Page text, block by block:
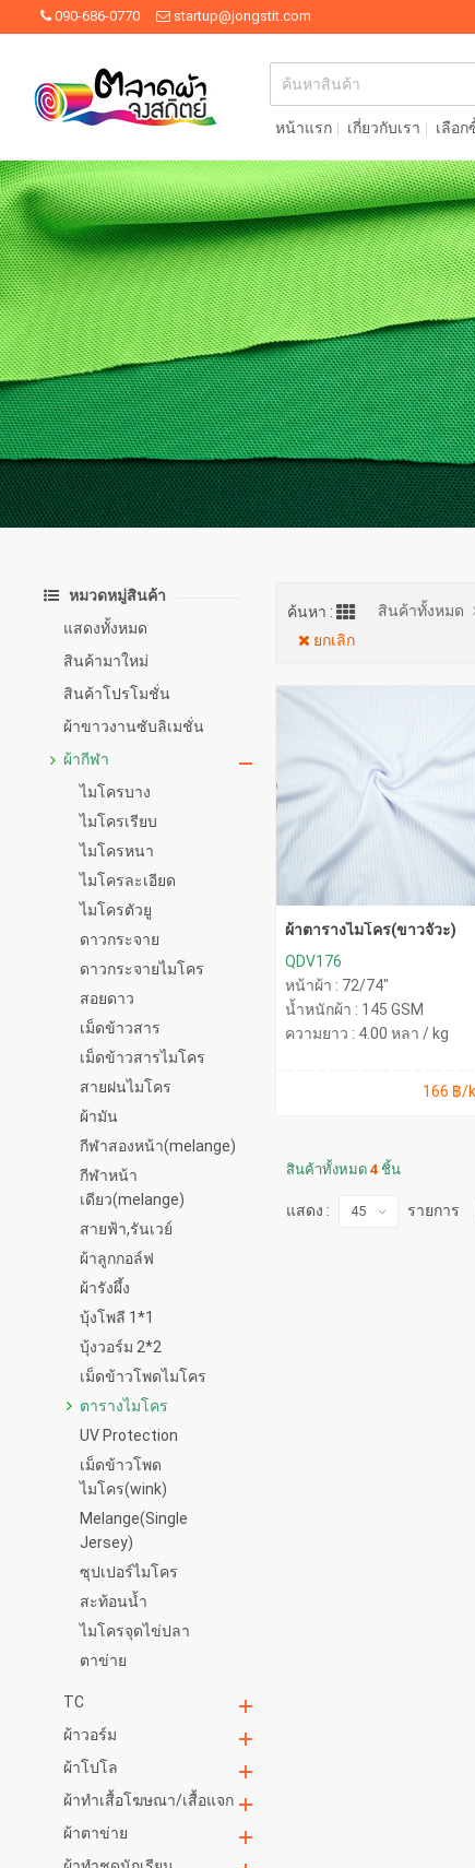
090-686-0770 startup@jongstit.com
หน้าแรก เกี่ยวกับเรา เลือ
หมวดหมู่สินค้า
แสดงทั้งหมด
สินค้ามาใหม่
สินค้าโปรโมชั่น
ผ้าขาวงานซับลิเมชั่น
ผ้ากีฬา
ไมโครบาง
ไมโครเรียบ
ไมโครหนา
ไมโครละเอียด
ไมโครตัวยู
ดาวกระจาย
ดาวกระจายไมโคร
สอยดาว
เม็ดข้าวสาร
เม็ดข้าวสารไมโคร
สายฝนไมโคร
ผ้ามัน
กีฬาสองหน้า(melange)
กีฬาหน้า
เดียว(melange)
สายฟ้า,รันเวย์
ผ้าลูกกอล์ฟ
ผ้ารังผึ้ง
บุ้งโพลี 1*1
บุ้งวอร์ม 2*2
เม็ดข้าวโพดไมโคร
ตารางไมโคร
UV Protection
เม็ดข้าวโพด
ไมโคร(wink)
Melange(Single
Jersey)
ซุปเปอร์ไมโคร
สะท้อนน้ำ
ไมโครจุดไข่ปลา
ตาข่าย
TC
ผ้าวอร์ม
ผ้าโปโล
ผ้าทำเสื้อโฆษณา/เสื้อแจก
ผ้าตาข่าย
ค้นหา : สินค้าทั้งหมด
ยกเลิก
ผ้าตารางไมโคร(ขาวจั๊วะ)
QDV176
หน้าผ้า : 72/74"
น้ำหนักผ้า : 145 GSM
ความยาว : 4.00 หลา / kg
166 ฿/
สินค้าทั้งหมด 4ชิ้น
แสดง : รายการ